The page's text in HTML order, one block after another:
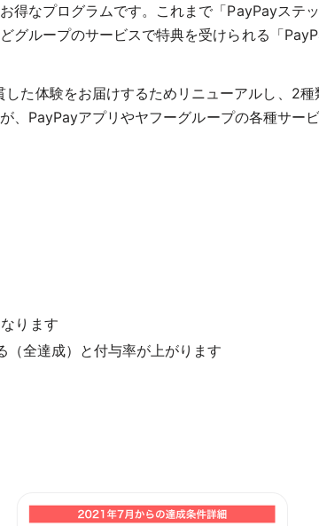
得なプログラムです。これまで「PayPayステ
ループのサービスで特典を受けられる「
た体験をお届けするためリニューアルし、2
PayPayアプリやヤフーグループの各種サー
ります
全達成）と付与率が上がります